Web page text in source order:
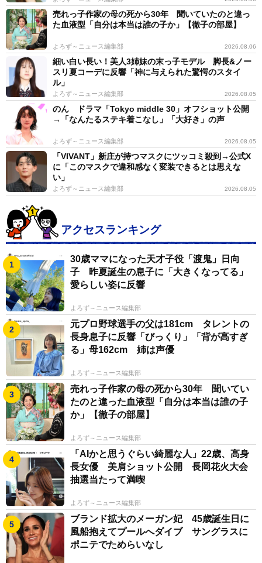
売れっ子作家の母の死から30年 聞いていたのと違っ
た血液型「自分は本当は誰の子か」【徹子の部屋】
よろず～ニュース編集部 2026.08.06
細い白い長い！美人3姉妹の末っ子モデル 脚長&ノー
スリ夏コーデに反響「神に与えられた驚愕のスタイ
ル」
よろず～ニュース編集部 2026.08.05
のん ドラマ「Tokyo middle 30」オフショット公開
→「なんたるステキ着こなし」「大好き」の声
よろず～ニュース編集部 2026.08.05
「VIVANT」新庄が持つマスクにツッコミ殺到→公式X
に「このマスクで違和感なく変装できるとは思えな
い」
よろず～ニュース編集部 2026.08.05
アクセスランキング
30歳ママになった天才子役「渡鬼」日向
子 昨夏誕生の息子に「大きくなってる」
愛らしい姿に反響
よろず～ニュース編集部
元プロ野球選手の父は181cm タレントの
長身息子に反響「びっくり」「背が高すぎ
る」母162cm 姉は声優
よろず～ニュース編集部
売れっ子作家の母の死から30年 聞いてい
たのと違った血液型「自分は本当は誰の子
か」【徹子の部屋】
よろず～ニュース編集部
「AIかと思うぐらい綺麗な人」22歳、高身
長女優 美肩ショット公開 長岡花火大会
抽選当たって満喫
よろず～ニュース編集部
ブランド拡大のメーガン妃 45歳誕生日に
風船抱えてプールへダイブ サングラスに
ポニテでためらいなし